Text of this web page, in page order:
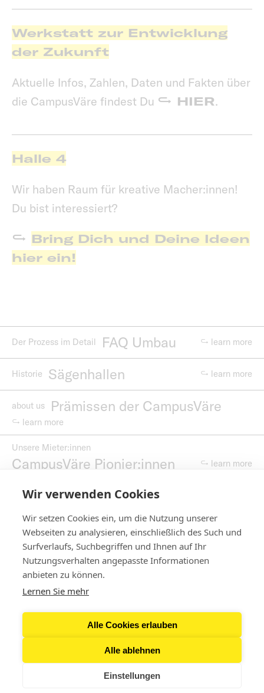
Wir verwenden Cookies
Wir setzen Cookies ein, um die Nutzung unserer
Webseiten zu analysieren, einschließlich des Such und
Surfverlaufs, Suchbegriffen und Ihnen auf Ihr
Nutzungsverhalten angepasste Informationen
anbieten zu können.
Lernen Sie mehr
Alle Cookies erlauben
Alle ablehnen
Einstellungen
Werkstatt zur Entwicklung
der Zukunft
Aktuelle Infos, Zahlen, Daten und Fakten über
die CampusVäre findest Du
HIER.
Halle 4
Wir haben Raum für kreative Macher:innen!
Du bist interessiert?
Bring Dich und Deine Ideen
hier ein!
Der Prozess im Detail FAQ Umbau ↪ learn more
Historie Sägenhallen ↪ learn more
about us Prämissen der CampusVäre
↪ learn more
Unsere Mieter:innen
CampusVäre Pionier:innen ↪ learn more
geh mit uns CampusVührungen
Contact
Press & Downloads
Legal Notice